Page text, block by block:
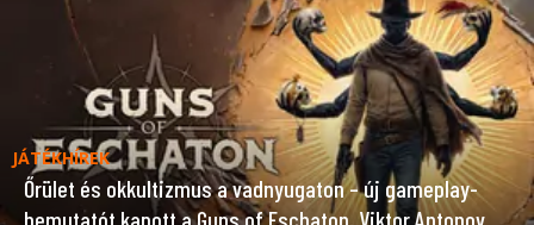
JÁTÉKHÍREK
Őrület és okkultizmus a vadnyugaton – új gameplay-
bemutatót kapott a Guns of Eschaton, Viktor Antonov